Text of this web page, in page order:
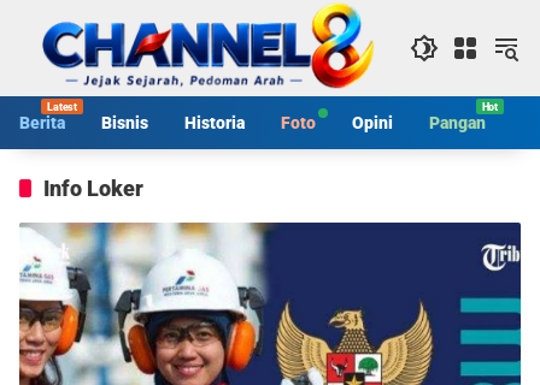
konten
Berita Bisnis Historia Foto Opini Pangan
Info Loker